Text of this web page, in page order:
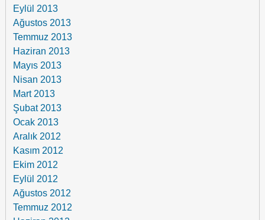
Eylül 2013
Ağustos 2013
Temmuz 2013
Haziran 2013
Mayıs 2013
Nisan 2013
Mart 2013
Şubat 2013
Ocak 2013
Aralık 2012
Kasım 2012
Ekim 2012
Eylül 2012
Ağustos 2012
Temmuz 2012